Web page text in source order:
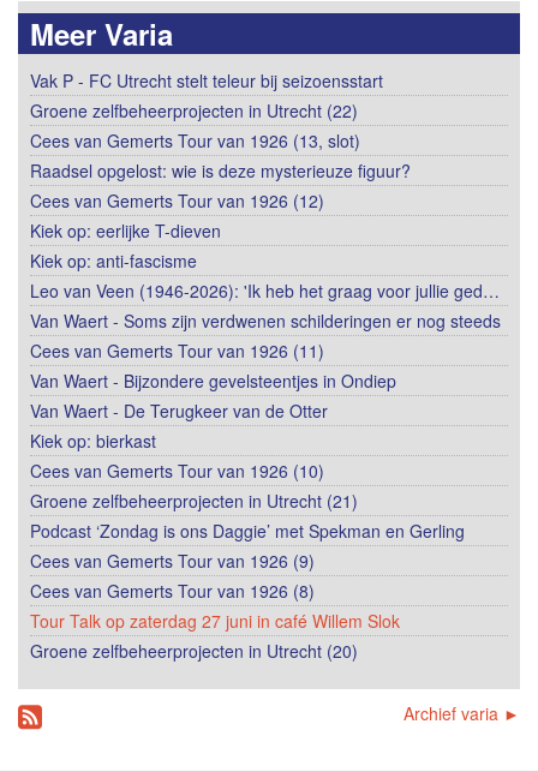
Meer Varia
Vak P - FC Utrecht stelt teleur bij seizoensstart
Groene zelfbeheerprojecten in Utrecht (22)
Cees van Gemerts Tour van 1926 (13, slot)
Raadsel opgelost: wie is deze mysterieuze figuur?
Cees van Gemerts Tour van 1926 (12)
Kiek op: eerlijke T-dieven
Kiek op: anti-fascisme
Leo van Veen (1946-2026): 'Ik heb het graag voor jullie ged…
Van Waert - Soms zijn verdwenen schilderingen er nog steeds
Cees van Gemerts Tour van 1926 (11)
Van Waert - Bijzondere gevelsteentjes in Ondiep
Van Waert - De Terugkeer van de Otter
Kiek op: bierkast
Cees van Gemerts Tour van 1926 (10)
Groene zelfbeheerprojecten in Utrecht (21)
Podcast ‘Zondag is ons Daggie’ met Spekman en Gerling
Cees van Gemerts Tour van 1926 (9)
Cees van Gemerts Tour van 1926 (8)
Tour Talk op zaterdag 27 juni in café Willem Slok
Groene zelfbeheerprojecten in Utrecht (20)
Archief varia ►